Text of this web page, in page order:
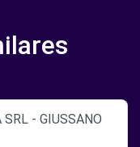
- GIUSSANO